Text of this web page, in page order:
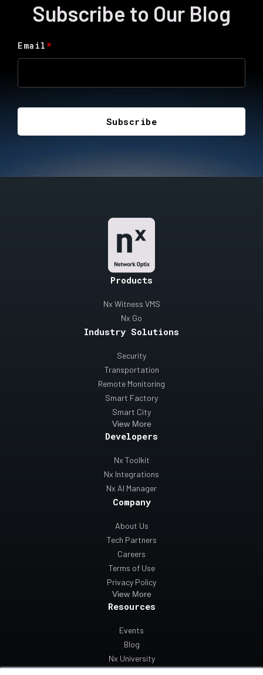
Subscribe to Our Blog
Email *
Products
Nx Witness VMS
Nx Go
Industry Solutions
Security
Transportation
Remote Monitoring
Smart Factory
Smart City
View More
Developers
Nx Toolkit
Nx Integrations
Nx AI Manager
Company
About Us
Tech Partners
Careers
Terms of Use
Privacy Policy
View More
Resources
Events
Blog
Nx University